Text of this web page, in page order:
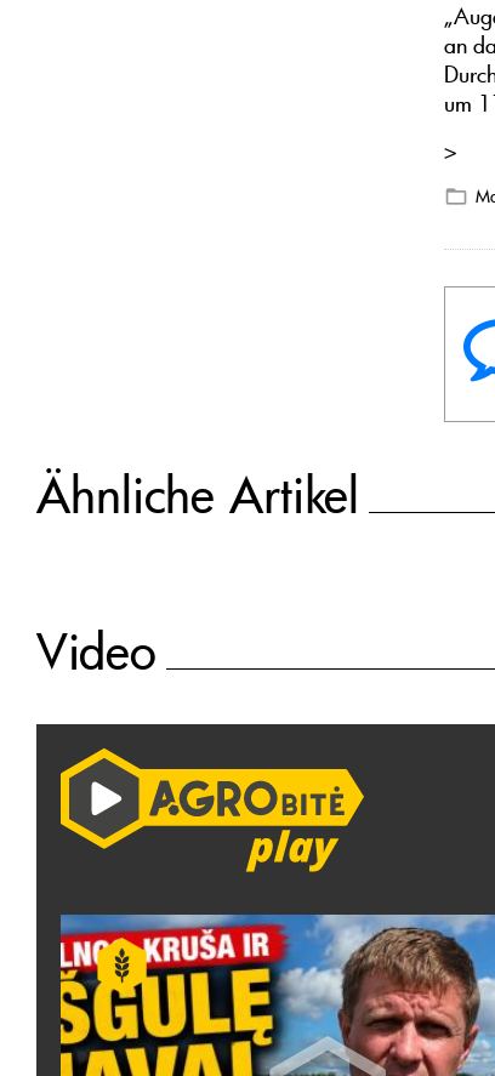
an
um
>
Ähnliche Artikel
Video